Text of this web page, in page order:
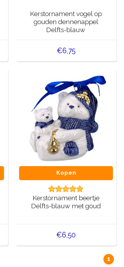
Delfts blauw
Kerstornament vogel op
gouden dennenappel
Delfts-blauw
€6,75
Kopen
Kerstornament beertje
Delfts-blauw met goud
€6,50
1